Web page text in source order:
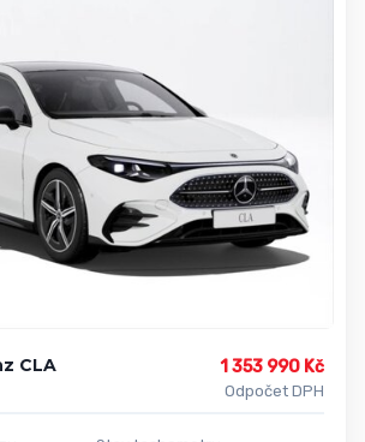
CLA 1 353 990 Kč
Odpočet DPH